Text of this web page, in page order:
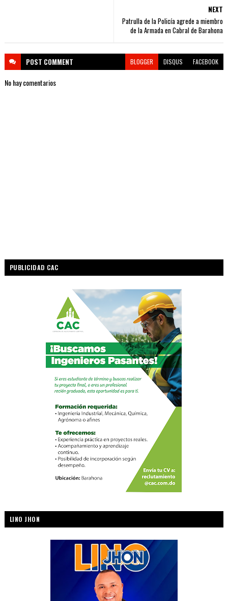
NEXT
Patrulla de la Policía agrede a miembro
de la Armada en Cabral de Barahona
POST COMMENT BLOGGER DISQUS FACEBOOK
No hay comentarios
PUBLICIDAD CAC
LINO JHON